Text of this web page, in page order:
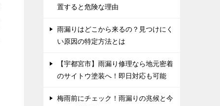
置すると危険な理由
雨漏りはどこから来るの？見つけにく
い原因の特定方法とは
【宇都宮市】雨漏り修理なら地元密着
のサイトウ塗装へ！即日対応も可能
梅雨前にチェック！雨漏りの兆候と今